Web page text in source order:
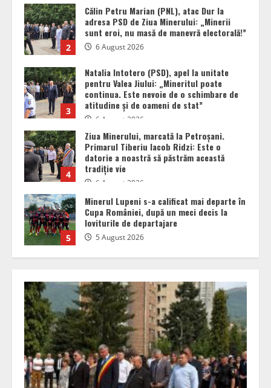
3
Natalia Intotero (PSD), apel la unitate
pentru Valea Jiului: „Mineritul poate
continua. Este nevoie de o schimbare de
atitudine și de oameni de stat”
4
Ziua Minerului, marcată la Petroșani.
Primarul Tiberiu Iacob Ridzi: Este o
datorie a noastră să păstrăm această
tradiție vie
6 August 2026
5
Minerul Lupeni s-a calificat mai departe în
Cupa României, după un meci decis la
loviturile de departajare
5 August 2026
1
Ziua Minerului la Lupeni: Omagiu adus
eroilor din subteran și un mesaj de suflet
pentru comunitatea Văii Jiului
6 August 2026
sunt eroi, nu masă de manevră electorală!”
6 August 2026
3
Natalia Intotero (PSD), apel la unitate
pentru Valea Jiului: „Mineritul poate
continua. Este nevoie de o schimbare de
atitudine și de oameni de stat”
6 August 2026